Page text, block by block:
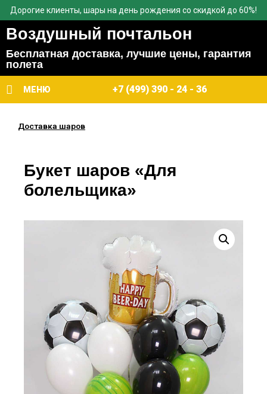
Дорогие клиенты, шары на день рождения со скидкой до 60%!
Воздушный почтальон
Бесплатная доставка, лучшие цены, гарантия
полета
МЕНЮ +7 (499) 390 - 24 - 36
Доставка шаров
Букет шаров «Для
болельщика»